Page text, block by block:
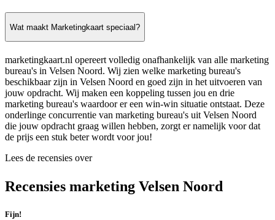
Wat maakt Marketingkaart speciaal?
marketingkaart.nl opereert volledig onafhankelijk van alle marketing
bureau's in Velsen Noord. Wij zien welke marketing bureau's
beschikbaar zijn in Velsen Noord en goed zijn in het uitvoeren van
jouw opdracht. Wij maken een koppeling tussen jou en drie
marketing bureau's waardoor er een win-win situatie ontstaat. Deze
onderlinge concurrentie van marketing bureau's uit Velsen Noord
die jouw opdracht graag willen hebben, zorgt er namelijk voor dat
de prijs een stuk beter wordt voor jou!
Lees de recensies over
Recensies marketing Velsen Noord
Fijn!